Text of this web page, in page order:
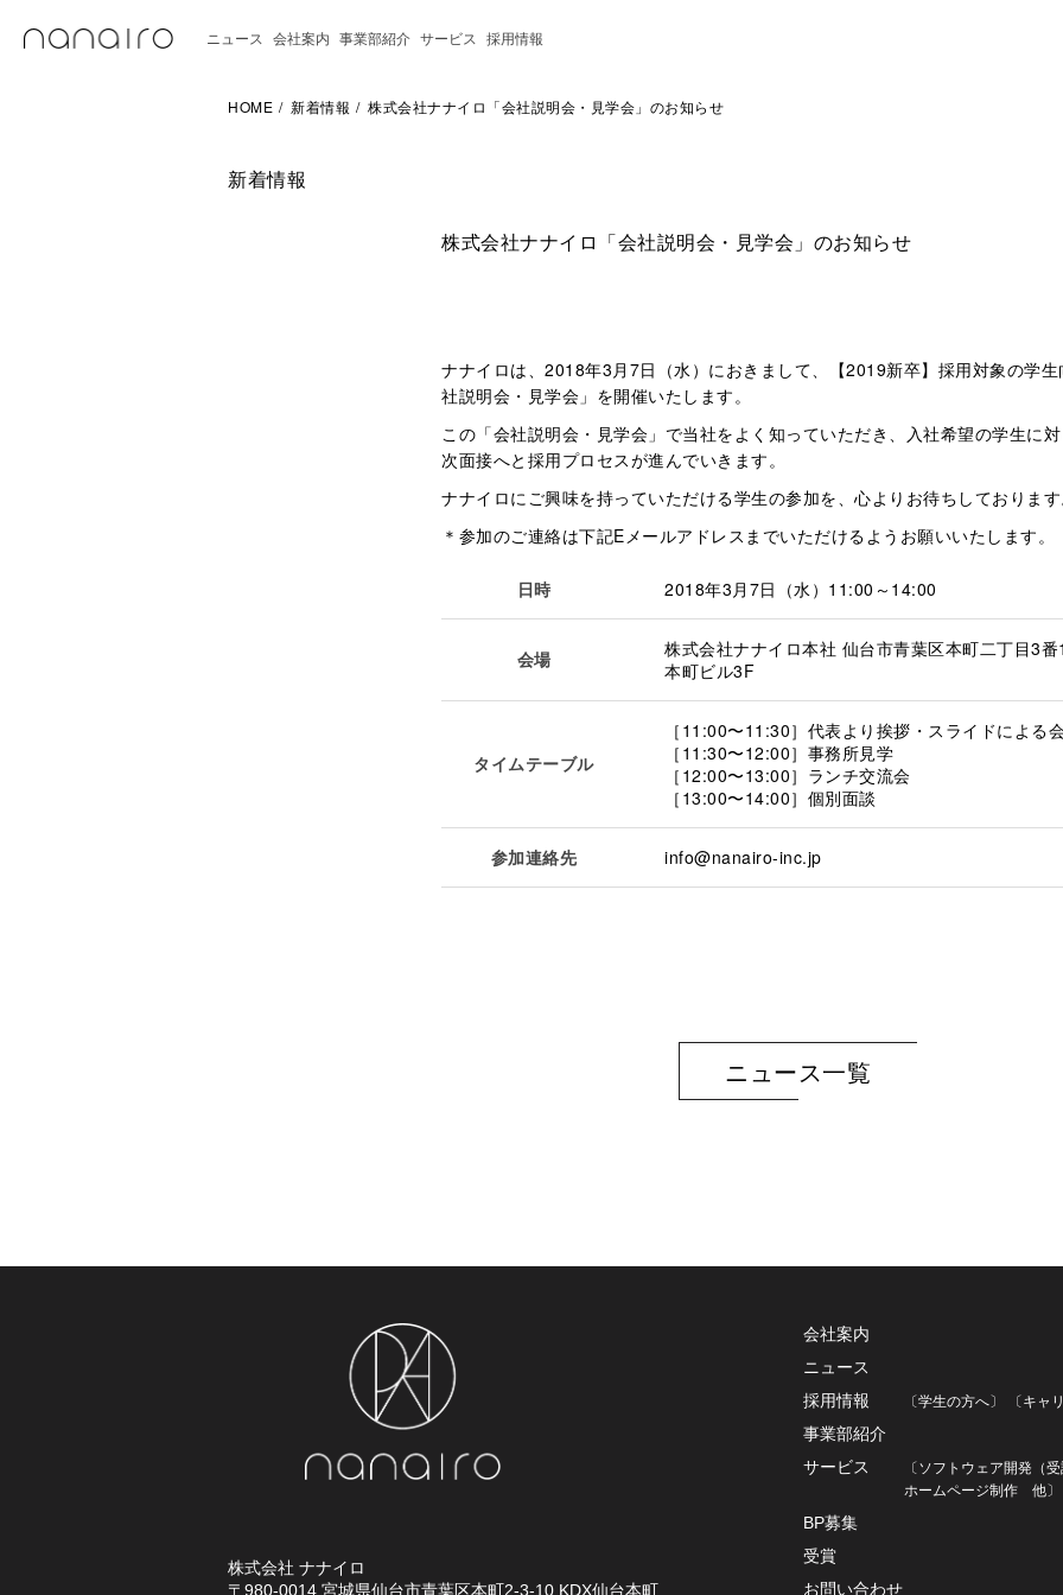
ニュース 会社案内 事業部紹介 サービス 採用情報
HOME 新着情報 株式会社ナナイロ「会社説明会・見学会」のお知らせ
新着情報
株式会社ナナイロ「会社説明会・見学会」のお知らせ
ナナイロは、2018年3月7日（水）におきまして、【2019新卒】採用対象の学生
社説明会・見学会」を開催いたします。
この「会社説明会・見学会」で当社をよく知っていただき、入社希望の学生に
次面接へと採用プロセスが進んでいきます。
ナナイロにご興味を持っていただける学生の参加を、心よりお待ちしております
＊参加のご連絡は下記Eメールアドレスまでいただけるようお願いいたします。
日時 2018年3月7日（水）11:00～14:00
会場
株式会社ナナイロ本社 仙台市青葉区本町二丁目3番
本町ビル3F
タイムテーブル
［11:00〜11:30］代表より挨拶・スライドによる
［11:30〜12:00］事務所見学
［12:00〜13:00］ランチ交流会
［13:00〜14:00］個別面談
参加連絡先 info@nanairo-inc.jp
ニュース一覧
株式会社 ナナイロ
〒980-0014 宮城県仙台市青葉区本町2-3-10 KDX仙台本町
会社案内
ニュース
採用情報
〔学生の方へ〕 〔キャ
事業部紹介
サービス
〔ソフトウェア開発（受
ホームページ制作他〕
BP募集
受賞
お問い合わせ